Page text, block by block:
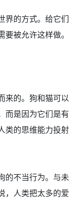
界的方式。给它
要被允许这样做
来的。狗和猫可
而是因为它们是
类的思维能力投
的不当行为。与
，人类把太多的